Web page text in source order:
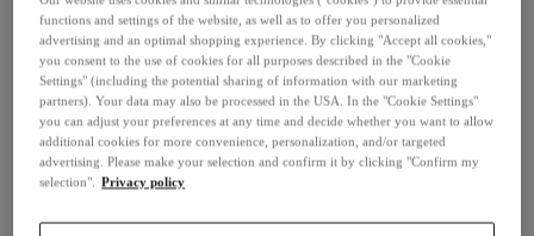
Bagage
Bestsellers
Business rugzakken
Business- & Laptoptassen
Dagrugzakken
Duurzaam
Fietsrugzakken
Portemonnees
Reis rugzakken
Reistassen
Rolltop rugzakken
Rugzak trolleys
Rugzak-tassen
functions and settings of the website, as well as to offer you personalized
advertising and an optimal shopping experience. By clicking "Accept all cookies,"
you consent to the use of cookies for all purposes described in the "Cookie
Settings" (including the potential sharing of information with our marketing
partners). Your data may also be processed in the USA. In the "Cookie Settings"
you can adjust your preferences at any time and decide whether you want to allow
additional cookies for more convenience, personalization, and/or targeted
advertising. Please make your selection and confirm it by clicking "Confirm my
selection".
Privacy policy